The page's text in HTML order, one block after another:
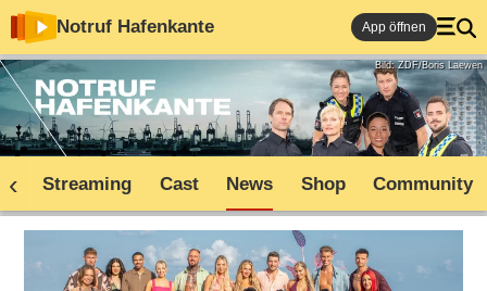
Notruf Hafenkante App öffnen
Bild: ZDF/Boris Laewen
Streaming Cast News Shop Community